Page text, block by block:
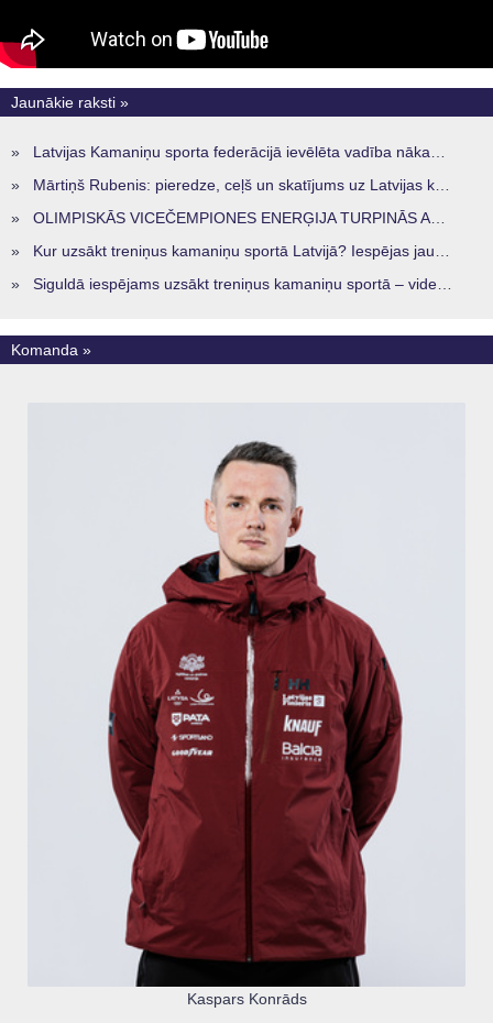
Jaunākie raksti »
» Latvijas Kamaniņu sporta federācijā ievēlēta vadība nākamajam četru gadu termiņam
» Mārtiņš Rubenis: pieredze, ceļš un skatījums uz Latvijas kamaniņu sportu
» OLIMPISKĀS VICEČEMPIONES ENERĢIJA TURPINĀS ARĪ STARPSEZONĀ
» Kur uzsākt treniņus kamaniņu sportā Latvijā? Iespējas jaunajiem sportistiem visos reģionos
» Siguldā iespējams uzsākt treniņus kamaniņu sportā – vide, kur veidojas nākamā sportistu paaudze
Komanda »
Kaspars Konrāds